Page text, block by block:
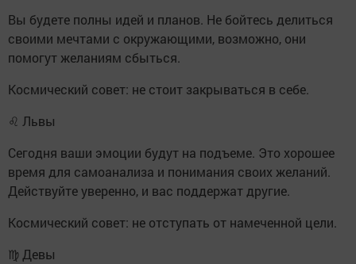
Вы будете полны идей и планов. Не бойтесь делиться
своими мечтами с окружающими, возможно, они
помогут желаниям сбыться.
Космический совет: не стоит закрываться в себе.
♌ Львы
Сегодня ваши эмоции будут на подъеме. Это хорошее
время для самоанализа и понимания своих желаний.
Действуйте уверенно, и вас поддержат другие.
Космический совет: не отступать от намеченной цели.
♍ Девы